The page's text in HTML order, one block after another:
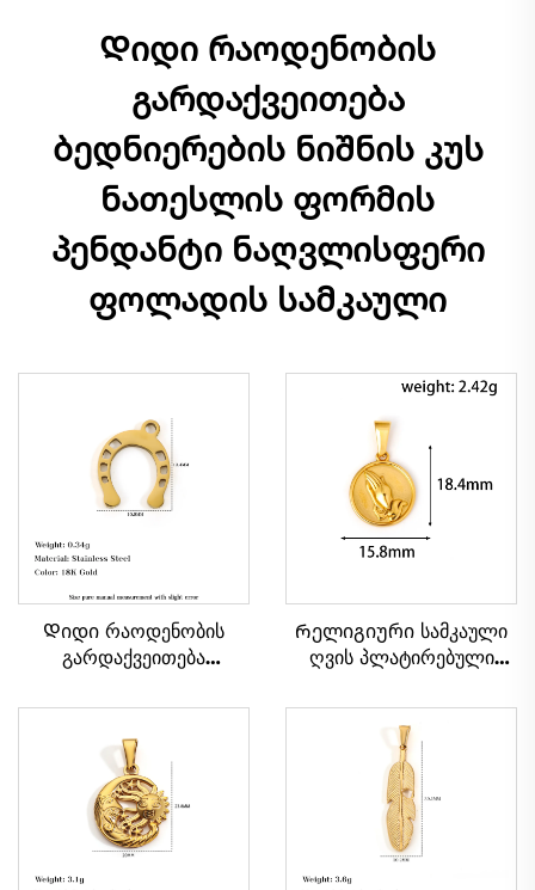
Დიდი რაოდენობის
გარდაქვეითება
ბედნიერების ნიშნის კუს
ნათესლის ფორმის
პენდანტი ნაღვლისფერი
ფოლადის სამკაული
Დიდი რაოდენობის
გარდაქვეითება
ნათესლის ფორმის
პენდანტი ნაღვლისფერი
ფოლადის სამკაული
Რელიგიური სამკაული
ღვის პლატირებული
წრიული ფორმის კაცის
სასაყელი პენდანტი